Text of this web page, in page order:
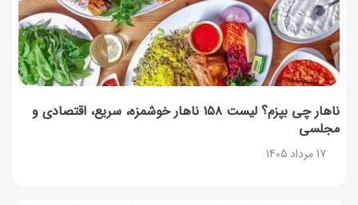
ناهار چی بپزم؟ لیست ۱۵۸ ناهار خوشمزه، سریع، اقتصادی و
مجلسی
17 مرداد 1405
لیست شهرهای فعال اُکالا
17 مرداد 1405
روش‌های استعلام کالابرگ (فعال بودن و موجودی)
17 مرداد 1405